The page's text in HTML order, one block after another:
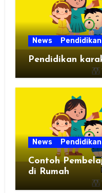
News Pendidikan
Pendidikan
News Pendidikan
Contoh
di Rumah